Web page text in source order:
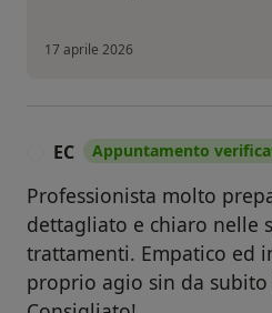
17 aprile 2026
EC Appuntamento
Professionista molto
dettagliato e chiaro nelle
trattamenti. Empatico ed
proprio agio sin da